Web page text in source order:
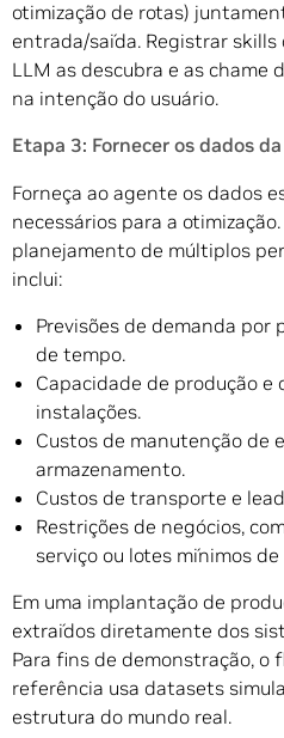
otimização de rotas)
entrada/saída. Registrar
LLM as descubra e as chame
na intenção do usuário.
Etapa 3: Fornecer os dados
Forneça ao agente os dados
necessários para a
planejamento de múltiplos
inclui:
Previsões de demanda por
de tempo.
Capacidade de produção e
instalações.
Custos de manutenção de
armazenamento.
Custos de transporte e
Restrições de negócios,
serviço ou lotes mínimos
Em uma implantação de
extraídos diretamente dos
Para fins de demonstração, o
referência usa datasets
estrutura do mundo real.